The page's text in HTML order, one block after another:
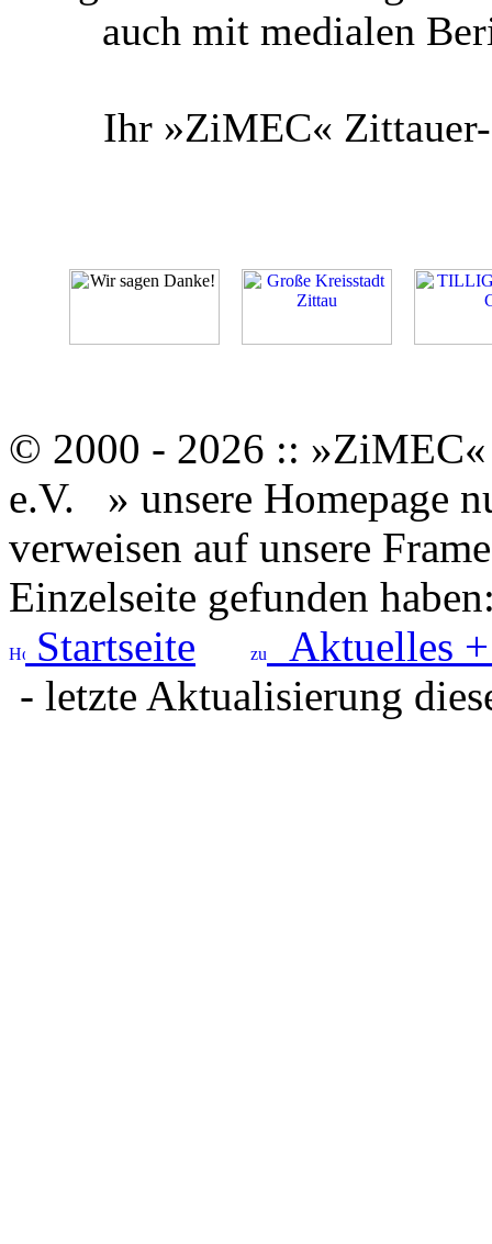
auch mit medialen
Ihr »ZiMEC«
© 2000 - 2026 ::
e.V.
» unsere Homepage
verweisen auf unsere
Einzelseite gefunden
Startseite
Aktuelles
- letzte Aktualisierung